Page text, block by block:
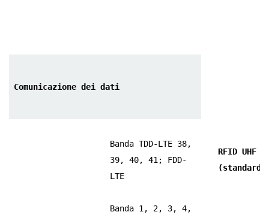
RFID UHF
(standard)
Comunicazione dei dati
Banda TDD-LTE 38,
39, 40, 41; FDD-
LTE
Banda 1, 2, 3, 4,